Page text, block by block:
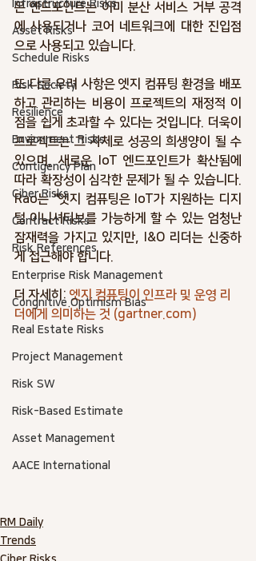
Infrastructure Risks
Asset Risks
Schedule Risks
Risk Society
Resilience
Envionment Risks
Contigency Plan
Ciber Risks
Contract Risks
Risk References
Enterprise Risk Management
Congnitive.Optimism Bias
Real Estate Risks
Project Management
Risk SW
Risk-Based Estimate
Asset Management
AACE International
은 엔드포인트는 이미 분산 서비스 거부 공격
에 사용되거나 코어 네트워크에 대한 진입점
으로 사용되고 있습니다.
또 다른 우려 사항은 엣지 컴퓨팅 환경을 배포
하고 관리하는 비용이 프로젝트의 재정적 이
점을 쉽게 초과할 수 있다는 것입니다. 더욱이
프로젝트는 그 자체로 성공의 희생양이 될 수
있으며, 새로운 IoT 엔드포인트가 확산됨에
따라 확장성이 심각한 문제가 될 수 있습니다.
Rao는 "엣지 컴퓨팅은 IoT가 지원하는 디지
털 이니셔티브를 가능하게 할 수 있는 엄청난
잠재력을 가지고 있지만, I&O 리더는 신중하
게 접근해야 합니다.
더 자세히: 엣지 컴퓨팅이 인프라 및 운영 리
더에게 의미하는 것 (gartner.com)
RM Daily
Trends